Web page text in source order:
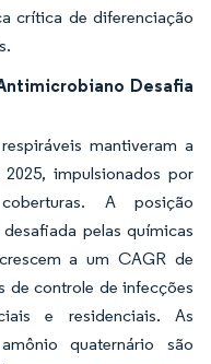
crítica de diferenciação
Desafia
mantiveram a
impulsionados por
A posição
pelas químicas
a um CAGR de
de controle de infecções
e residenciais. As
quaternário são